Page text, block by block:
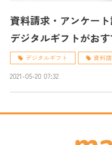
資料請求・アンケート
デジタルギフトがおす
デジタルギフト 資料
2021-05-20 07:32